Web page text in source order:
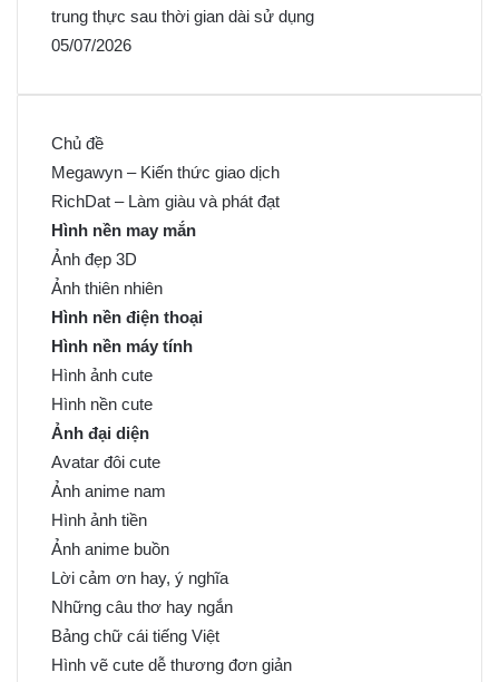
trung thực sau thời gian dài sử dụng
05/07/2026
Chủ đề
Megawyn – Kiến thức giao dịch
RichDat – Làm giàu và phát đạt
Hình nền may mắn
Ảnh đẹp 3D
Ảnh thiên nhiên
Hình nền điện thoại
Hình nền máy tính
Hình ảnh cute
Hình nền cute
Ảnh đại diện
Avatar đôi cute
Ảnh anime nam
Hình ảnh tiền
Ảnh anime buồn
Lời cảm ơn hay, ý nghĩa
Những câu thơ hay ngắn
Bảng chữ cái tiếng Việt
Hình vẽ cute dễ thương đơn giản